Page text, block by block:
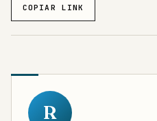
COPIAR LINK
R